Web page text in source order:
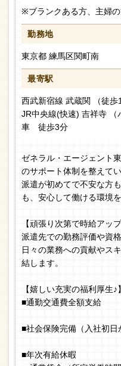
※ブランクある方、主婦
勤務地
東京都 練馬区関町南
最寄駅
西武新宿線 武蔵関 （徒歩
JR中央線(快速) 吉祥寺
車 徒歩3分
ゼネラル・エージェント
のサポート体制を整えてい
派遣が初めてで不安な方
も、安心して働ける環境
【頑張り次第で時給アップ
派遣先での勤務評価や資
日々の業務への貢献やス
結します。
【嬉しい充実の福利厚生♪】
■通勤交通費全額支給
■社会保険完備（入社初日
■年次有給休暇